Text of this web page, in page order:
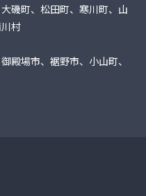
磯町、松田町、寒川町、山
村
殿場市、裾野市、小山町、